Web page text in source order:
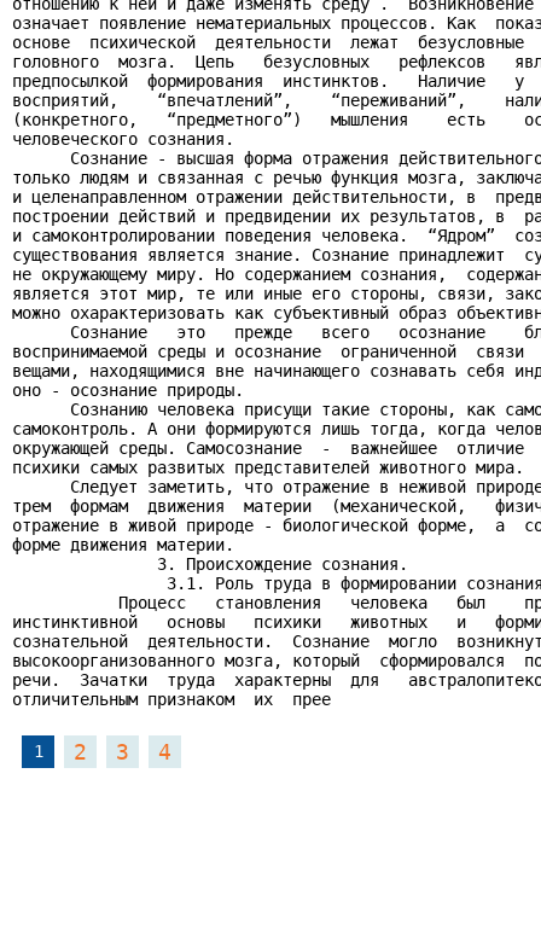
означает появление нематериальных процессов. Как
основе  психической  деятельности  лежат
головного  мозга.  Цепь   безусловных   рефлексов
предпосылкой  формирования  инстинктов.   Наличие   у
восприятий,    “впечатлений”,    “переживаний”,
(конкретного,   “предметного”)   мышления    есть
человеческого сознания.
Сознание - высшая форма отражения
только людям и связанная с речью функция мозга,
и целенаправленном отражении действительности, в
построении действий и предвидении их результатов, в
и самоконтролировании поведения человека.  “Ядром”
существования является знание. Сознание принадлежит
не окружающему миру. Но содержанием сознания,
является этот мир, те или иные его стороны, связи,
можно охарактеризовать как субъективный образ
Сознание   это   прежде   всего   осознание
воспринимаемой среды и осознание  ограниченной
вещами, находящимися вне начинающего сознавать себя
оно - осознание природы.
Сознанию человека присущи такие стороны, как
самоконтроль. А они формируются лишь тогда, когда
окружающей среды. Самосознание  -  важнейшее  отличие
психики самых развитых представителей животного мира.
Следует заметить, что отражение в неживой
трем  формам  движения  материи  (механической,
отражение в живой природе - биологической форме,  а
форме движения материи.
               3. Происхождение сознания.
3.1. Роль труда в формировании
Процесс   становления   человека   был
инстинктивной   основы   психики   животных   и
сознательной  деятельности.  Сознание  могло
высокоорганизованного мозга, который  сформировался
речи.  Зачатки  труда  характерны  для
отличительным признаком  их  прее
1 2 3 4